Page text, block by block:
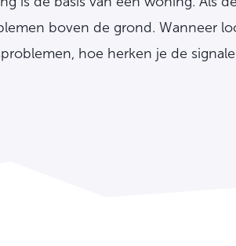
boven de grond. Wanneer
hoe herken je de